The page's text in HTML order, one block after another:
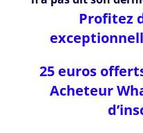
Profitez
25 euros
Acheteur